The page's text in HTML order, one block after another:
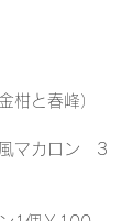
柑と春峰）
マカロン　3